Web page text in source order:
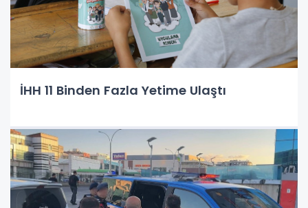
İHH 11 Binden Fazla Yetime Ulaştı